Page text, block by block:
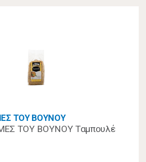
ΤΟΥ ΒΟΥΝΟΥ
ΤΟΥ ΒΟΥΝΟΥ Ταμπουλέ